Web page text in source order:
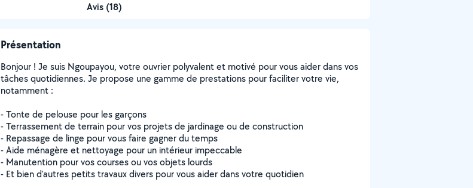
Avis (18)
Présentation
Bonjour ! Je suis Ngoupayou, votre ouvrier polyvalent et motivé pour vous aider dans vos
tâches quotidiennes. Je propose une gamme de prestations pour faciliter votre vie,
notamment :
- Tonte de pelouse pour les garçons
- Terrassement de terrain pour vos projets de jardinage ou de construction
- Repassage de linge pour vous faire gagner du temps
- Aide ménagère et nettoyage pour un intérieur impeccable
- Manutention pour vos courses ou vos objets lourds
- Et bien d'autres petits travaux divers pour vous aider dans votre quotidien